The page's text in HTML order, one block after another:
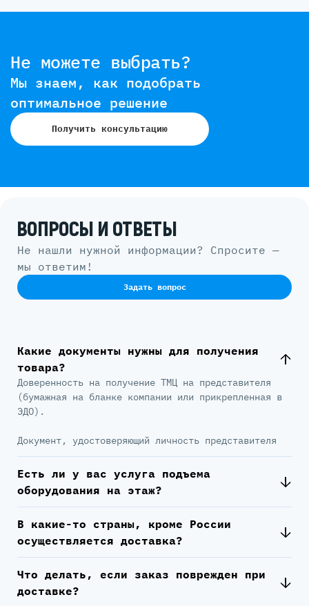
Не можете выбрать?
Мы знаем, как подобрать
оптимальное решение
Получить консультацию
ВОПРОСЫ И ОТВЕТЫ
Не нашли нужной информации? Спросите —
мы ответим!
Задать вопрос
Какие документы нужны для получения
товара?
Доверенность на получение ТМЦ на представителя
(бумажная на бланке компании или прикрепленная в
ЭДО).
Документ, удостоверяющий личность представителя
Есть ли у вас услуга подъема
оборудования на этаж?
В какие-то страны, кроме России
осуществляется доставка?
Что делать, если заказ поврежден при
доставке?